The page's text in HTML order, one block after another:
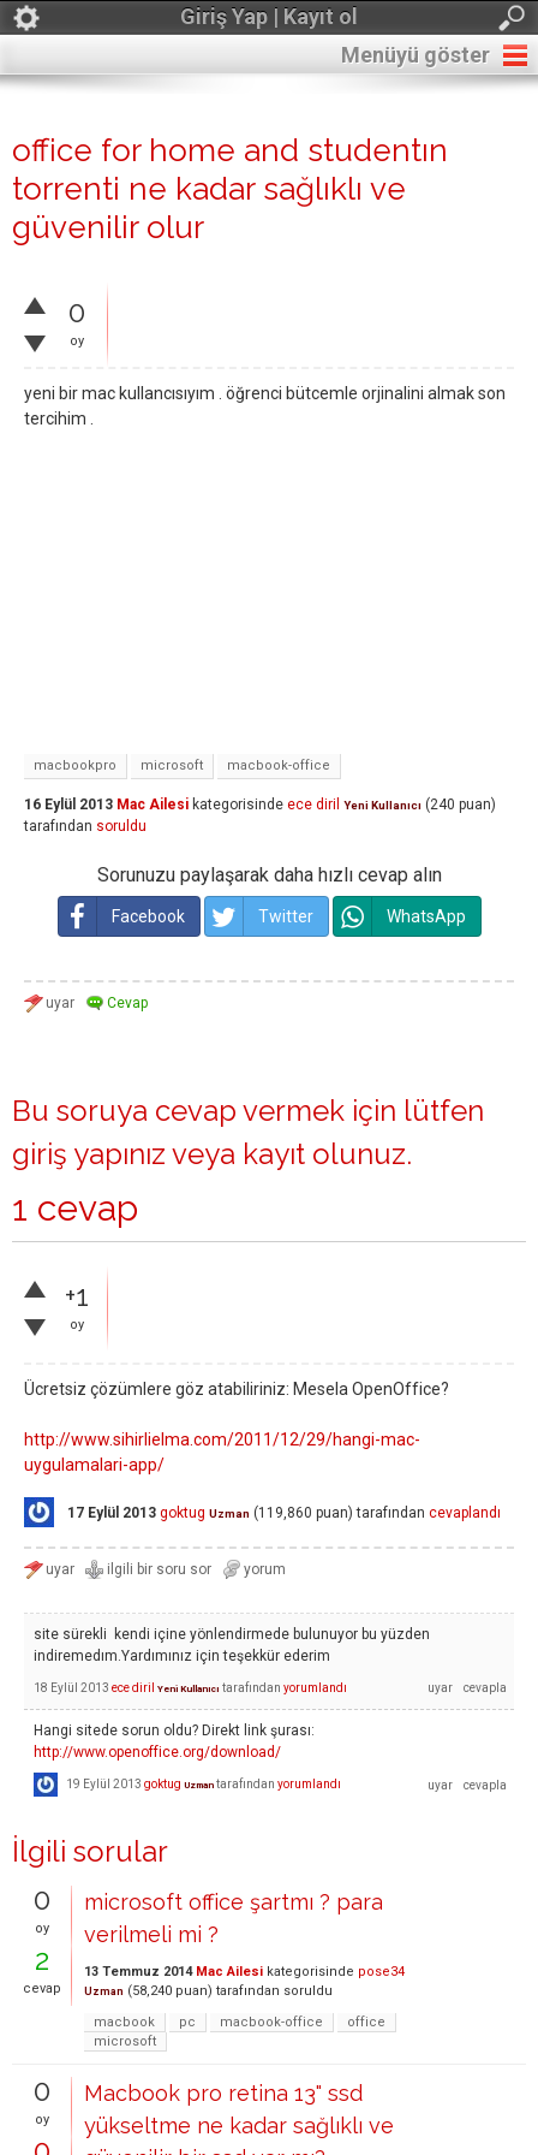
Giriş Yap | Kayıt ol
Menüyü göster
office for home and studentın
torrenti ne kadar sağlıklı ve
güvenilir olur
0
oy
yeni bir mac kullancısıyım . öğrenci bütcemle orjinalini almak son
tercihim .
macbookpro microsoft macbook-office
16 Eylül 2013 Mac Ailesi kategorisinde ece diril Yeni Kullanıcı (240 puan)
tarafından soruldu
Sorunuzu paylaşarak daha hızlı cevap alın
Facebook Twitter WhatsApp
Bu soruya cevap vermek için lütfen
giriş yapınız veya kayıt olunuz.
1 cevap
+1
oy
Ücretsiz çözümlere göz atabiliriniz: Mesela OpenOffice?
http://www.sihirlielma.com/2011/12/29/hangi-mac-
uygulamalari-app/
17 Eylül 2013 goktug Uzman (119,860 puan) tarafından cevaplandı
site sürekli kendi içine yönlendirmede bulunuyor bu yüzden
indiremedım.Yardımınız için teşekkür ederim
18 Eylül 2013 ece diril Yeni Kullanıcı tarafından yorumlandı
Hangi sitede sorun oldu? Direkt link şurası:
http://www.openoffice.org/download/
19 Eylül 2013 goktug Uzman tarafından yorumlandı
İlgili sorular
0
oy
2
cevap
microsoft office şartmı ? para
verilmeli mi ?
13 Temmuz 2014 Mac Ailesi kategorisinde pose34
Uzman (58,240 puan) tarafından soruldu
macbook
pc macbook-office
office
microsoft
0
oy
Macbook pro retina 13" ssd
yükseltme ne kadar sağlıklı ve